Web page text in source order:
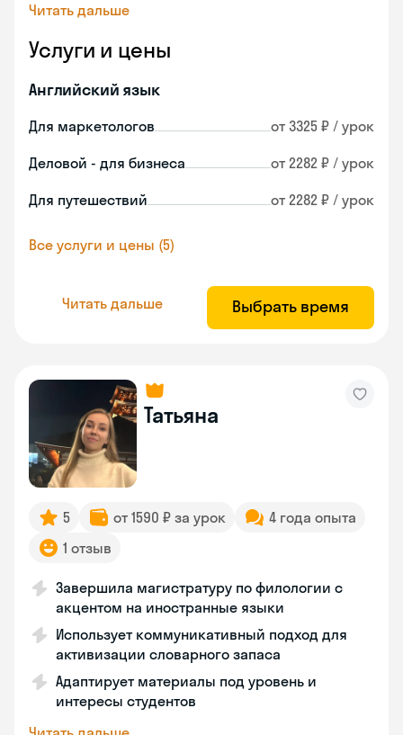
Читать дальше
Услуги и цены
Английский язык
Для маркетологов от 3325 ₽ / урок
Деловой - для бизнеса от 2282 ₽ / урок
Для путешествий от 2282 ₽ / урок
Все услуги и цены (5)
Читать дальше Выбрать время
Татьяна
5 от 1590 ₽ за урок
4 года опыта
1 отзыв
Завершила магистратуру по филологии с
акцентом на иностранные языки
Использует коммуникативный подход для
активизации словарного запаса
Адаптирует материалы под уровень и
интересы студентов